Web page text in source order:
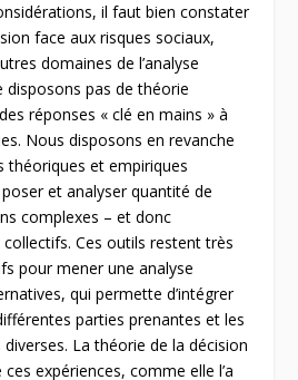
il faut bien constater
face aux risques sociaux,
domaines de l’analyse
pas de théorie
réponses « clé en mains » à
Nous disposons en revanche
théoriques et empiriques
et analyser quantité de
complexes – et donc
collectifs. Ces outils restent très
pour mener une analyse
qui permette d’intégrer
parties prenantes et les
La théorie de la décision
expériences, comme elle l’a